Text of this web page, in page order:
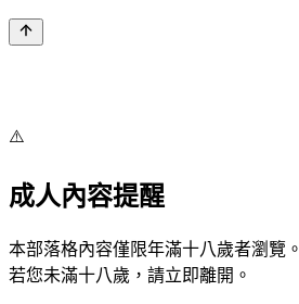
⚠️
成人內容提醒
本部落格內容僅限年滿十八歲者瀏覽。
若您未滿十八歲，請立即離開。